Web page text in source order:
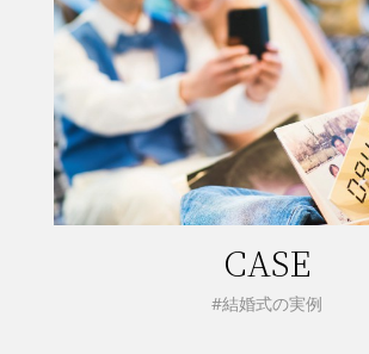
CASE
#結婚式の実例